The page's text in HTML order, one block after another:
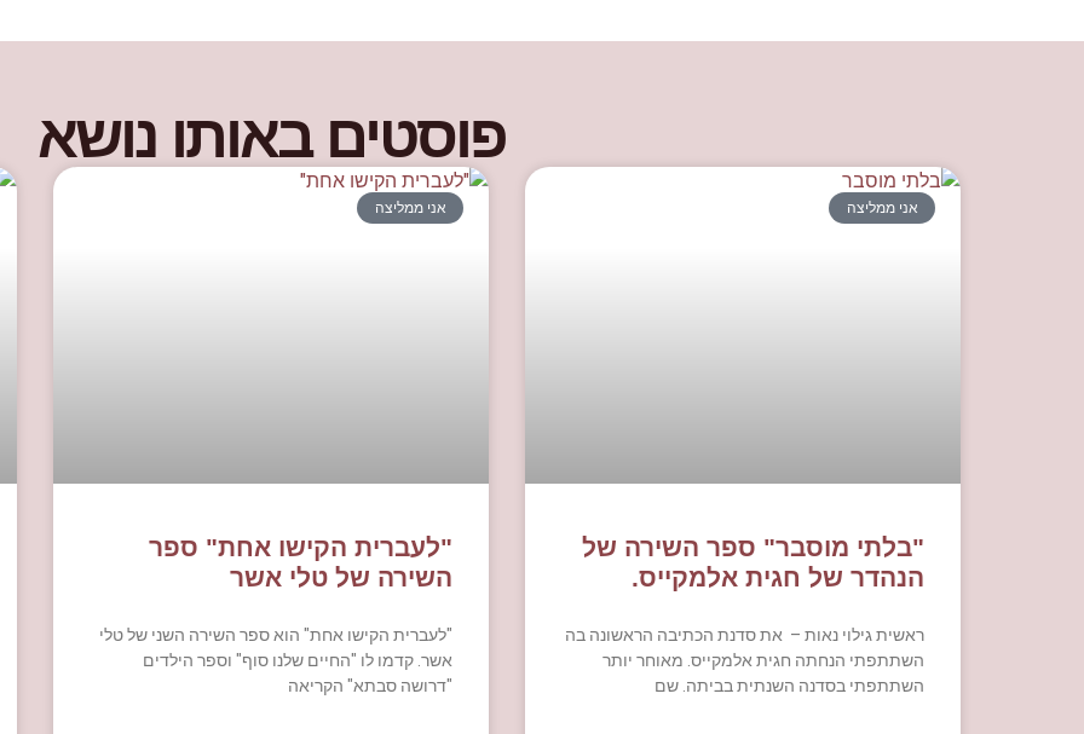
פוסטים באותו נושא
אני ממליצה
"בלתי מוסבר" ספר השירה של
הנהדר של חגית אלמקייס.
ראשית גילוי נאות – את סדנת הכתיבה הראשונה בה
השתתפתי הנחתה חגית אלמקייס. מאוחר יותר
השתתפתי בסדנה השנתית בביתה. שם
אני ממליצה
"לעברית הקישו אחת" ספר
השירה של טלי אשר
"לעברית הקישו אחת" הוא ספר השירה השני של טלי
אשר. קדמו לו "החיים שלנו סוף" וספר הילדים
"דרושה סבתא" הקריאה